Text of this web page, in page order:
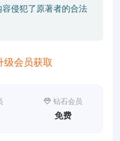
侵犯了原著者的合法
级会员获取
钻石会员
免费